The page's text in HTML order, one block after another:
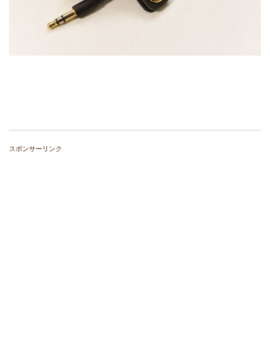
スポンサーリンク